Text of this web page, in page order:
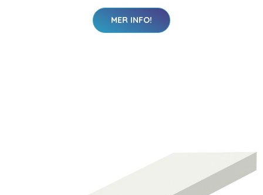
MER INFO!